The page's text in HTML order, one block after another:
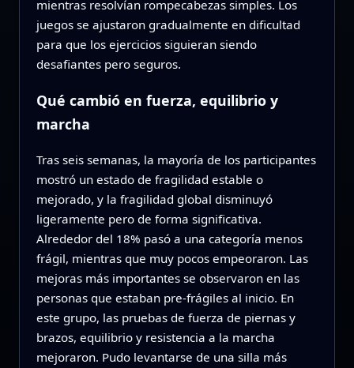
mientras resolvían rompecabezas simples. Los
juegos se ajustaron gradualmente en dificultad
para que los ejercicios siguieran siendo
desafiantes pero seguros.
Qué cambió en fuerza, equilibrio y
marcha
Tras seis semanas, la mayoría de los participantes
mostró un estado de fragilidad estable o
mejorado, y la fragilidad global disminuyó
ligeramente pero de forma significativa.
Alrededor del 18% pasó a una categoría menos
frágil, mientras que muy pocos empeoraron. Las
mejoras más importantes se observaron en las
personas que estaban pre-frágiles al inicio. En
este grupo, las pruebas de fuerza de piernas y
brazos, equilibrio y resistencia a la marcha
mejoraron. Pudo levantarse de una silla más